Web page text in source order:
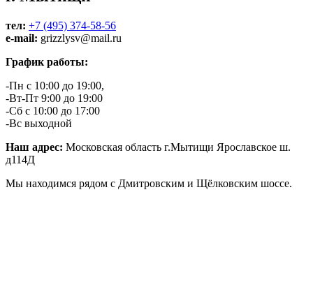
тел: +7 (495) 374-58-56
e-mail: grizzlysv@mail.ru
График работы:
-Пн с 10:00 до 19:00,
-Вт-Пт 9:00 до 19:00
-Сб с 10:00 до 17:00
-Вс выходной
Наш адрес: Московская область г.Мытищи Ярославское ш.
д114Д
Мы находимся рядом с Дмитровским и Щёлковским шоссе.